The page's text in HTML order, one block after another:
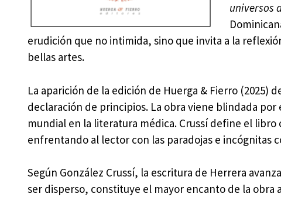
universos
erudición que no intimida, sino que invita a la
bellas artes.
La aparición de la edición de Huerga & Fierro (2025)
declaración de principios. La obra viene blindada
mundial en la literatura médica. Crussí define el
enfrentando al lector con las paradojas e incógnitas
Según González Crussí, la escritura de Herrera
ser disperso, constituye el mayor encanto de la